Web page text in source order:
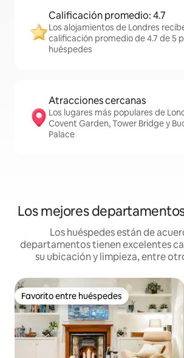
Calificación promedio: 4.7
Los alojamientos de Londres
calificación promedio de 4.7 de 5
huéspedes
Atracciones cercanas
Los lugares más populares de
Covent Garden, Tower Bridge y
Palace
Los mejores
Los huéspedes están de
departamentos tienen excelentes
su ubicación y limpieza, entre
Favorito entre huéspedes
Favorito entre huéspedes